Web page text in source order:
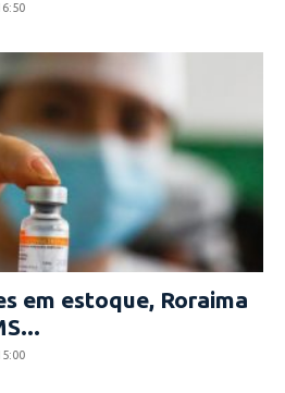
em estoque, Roraima